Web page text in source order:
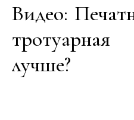
Видео:
лучше?